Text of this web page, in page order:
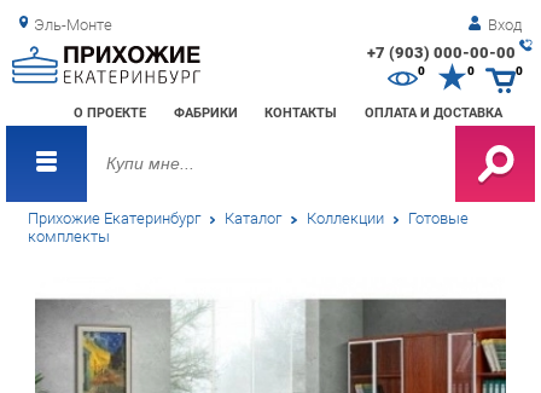
Эль-Монте Вход
+7 (903) 000-00-00
О ПРОЕКТЕ ФАБРИКИ КОНТАКТЫ ОПЛАТА И ДОСТАВКА
0 0
Прихожие Екатеринбург Каталог Коллекции Готовые
комплекты